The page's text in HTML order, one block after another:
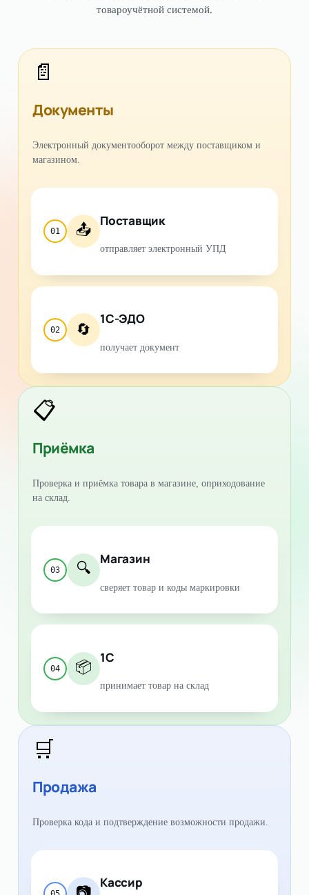
товароучётной системой.
01 📤
Поставщик
отправляет электронный УПД
02 🔄
1С-ЭДО
получает документ
📄
Документы
Электронный документооборот между поставщиком и
магазином.
03 🔍
Магазин
сверяет товар и коды маркировки
04 📦
1С
принимает товар на склад
📋
Приёмка
Проверка и приёмка товара в магазине, оприходование
на склад.
Кассир
🛒
Продажа
Проверка кода и подтверждение возможности продажи.